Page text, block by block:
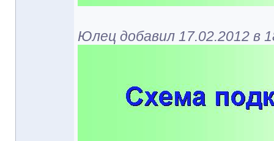
Юлец добавил 17.02.2012 в